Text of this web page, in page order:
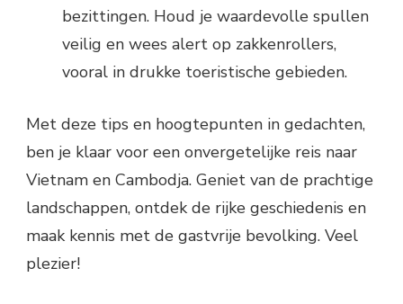
bezittingen. Houd je waardevolle spullen
veilig en wees alert op zakkenrollers,
vooral in drukke toeristische gebieden.
Met deze tips en hoogtepunten in gedachten,
ben je klaar voor een onvergetelijke reis naar
Vietnam en Cambodja. Geniet van de prachtige
landschappen, ontdek de rijke geschiedenis en
maak kennis met de gastvrije bevolking. Veel
plezier!